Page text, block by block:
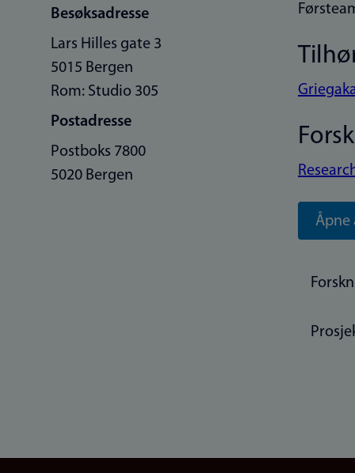
Besøksadresse
Lars Hilles gate 3
5015 Bergen
Rom: Studio 305
Postadresse
Postboks 7800
5020 Bergen
Åpne